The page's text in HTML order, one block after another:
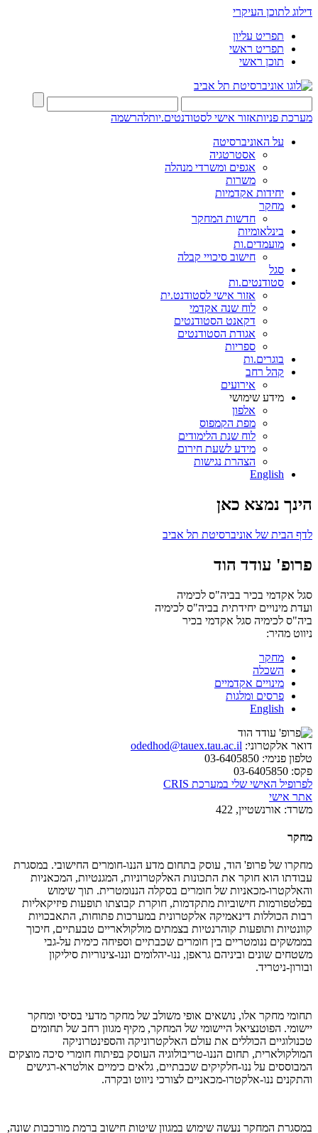
דילוג לתוכן העיקרי
תפריט עליון
תפריט ראשי
תוכן ראשי
מערכת פניותאזור אישי לסטודנטים.יותלהרשמה
על האוניברסיטה
אסטרטגיה
אגפים ומשרדי מנהלה
משרות
יחידות אקדמיות
מחקר
חדשות המחקר
בינלאומיות
מועמדים.ות
חישוב סיכויי קבלה
סגל
סטודנטים.ות
אזור אישי לסטודנט.ית
לוח שנה אקדמי
דקאנט הסטודנטים
אגודת הסטודנטים
ספריות
בוגרים.ות
קהל רחב
אירועים
מידע שימושי
אלפון
מפת הקמפוס
לוח שנת הלימודים
מידע לשעת חירום
הצהרת נגישות
English
הינך נמצא כאן
לדף הבית של אוניברסיטת תל אביב
פרופ' עודד הוד
סגל אקדמי בכיר בביה"ס לכימיה
ועדת מינויים יחידתית בביה"ס לכימיה
ביה"ס לכימיה סגל אקדמי בכיר
ניווט מהיר:
מחקר
השכלה
מינויים אקדמיים
פרסים ומלגות
English
דואר אלקטרוני: odedhod@tauex.tau.ac.il
טלפון פנימי:
פקס:
לפרופיל האישי שלי במערכת CRIS
אתר אישי
משרד: אורנשטיין, 422
מחקר
מחקרו של פרופ' הוד, עוסק בתחום מדע הננו-חומרים החישובי. במסגרת
עבודתו הוא חוקר את התכונות האלקטרוניות, המגנטיות, המכאניות
והאלקטרו-מכאניות של חומרים בסקלה הננומטרית. תוך שימוש
בפלטפורמות חישוביות מתקדמות, חוקרת קבוצתו תופעות פיזיקאליות
רבות הכוללות דינאמיקה אלקטרונית במערכות פתוחות, התאבכויות
קוונטיות ותופעות קוהרנטיות בצמתים מולקולאריים טבעתיים, חיכוך
בממשקים ננומטריים בין חומרים שכבתיים וספיחה כימית על-גבי
משטחים שונים וביניהם גראפן, ננו-יהלומים וננו-צינוריות סיליקון
ובורון-ניטריד.
תחומי מחקר אלו, נושאים אופי משולב של מחקר מדעי בסיסי ומחקר
יישומי. הפוטנציאל היישומי של המחקר, מקיף מגוון רחב של תחומים
טכנולוגיים הכוללים את עולם האלקטרוניקה והספינטרוניקה
המולקולארית, תחום הננו-טריבולוגיה העוסק בפיתוח חומרי סיכה מוצקים
המבוססים על ננו-חלקיקים שכבתיים, גלאים כימיים אולטרא-רגישים
והתקנים ננו-אלקטרו-מכאניים לצורכי ניווט ובקרה.
במסגרת המחקר נעשה שימוש במגוון שיטות חישוב ברמת מורכבות שונה,